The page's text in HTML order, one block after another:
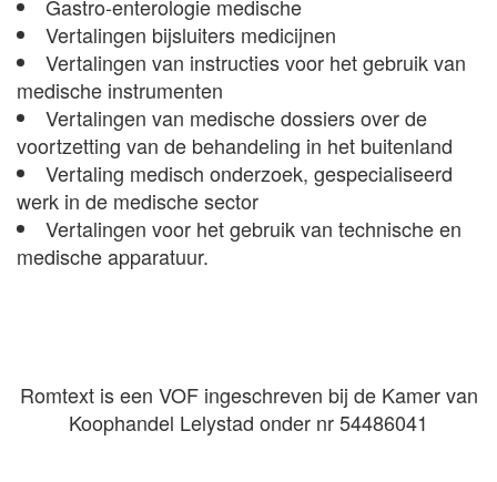
Gastro-enterologie medische
Vertalingen bijsluiters medicijnen
Vertalingen van instructies voor het gebruik van
medische instrumenten
Vertalingen van medische dossiers over de
voortzetting van de behandeling in het buitenland
Vertaling medisch onderzoek, gespecialiseerd
werk in de medische sector
Vertalingen voor het gebruik van technische en
medische apparatuur.
Romtext is een VOF ingeschreven bij de Kamer van
Koophandel Lelystad onder nr 54486041